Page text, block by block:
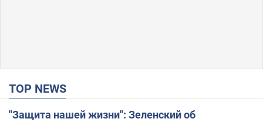
TOP NEWS
"Защита нашей жизни": Зеленский об